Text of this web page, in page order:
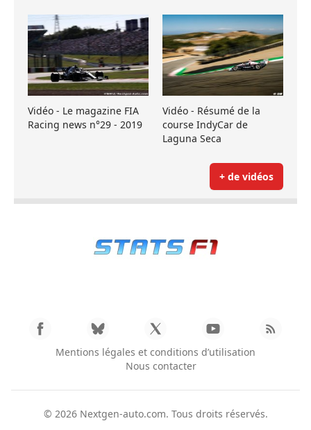
Vidéo - Le magazine FIA
Racing news n°29 - 2019
Vidéo - Résumé de la
course IndyCar de
Laguna Seca
+ de vidéos
Mentions légales et conditions d’utilisation
Nous contacter
© 2026 Nextgen-auto.com. Tous droits réservés.